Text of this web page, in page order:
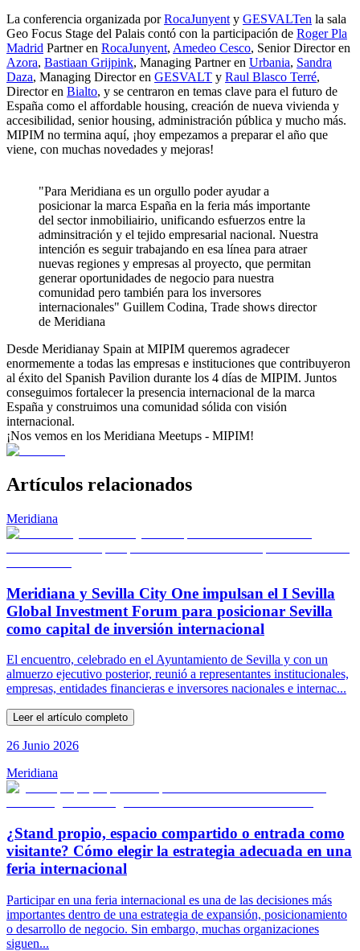
La conferencia organizada porRocaJunyent y GESVALTen la sala
Geo Focus Stage del Palais contó con la participación de Roger Pla
Madrid Partner en RocaJunyent, Amedeo Cesco, Senior Director en
Azora, Bastiaan Grijpink, Managing Partner en Urbania, Sandra
Daza, Managing Director en GESVALT y Raul Blasco Terré,
Director en Bialto, y se centraron en temas clave para el futuro de
España como el affordable housing, creación de nueva vivienda y
accesibilidad, senior housing, administración pública y mucho más.
MIPIM no termina aquí, ¡hoy empezamos a preparar el año que
viene, con muchas novedades y mejoras!
"Para Meridiana es un orgullo poder ayudar a
posicionar la marca España en la feria más importante
del sector inmobiliairio, unificando esfuerzos entre la
adminsitración y el tejido empresarial nacional. Nuestra
intención es seguir trabajando en esa línea para atraer
nuevas regiones y empresas al proyecto, que permitan
generar oportunidades de negocio para nuestra
comunidad pero también para los inversores
internacionales" Guillem Codina, Trade shows director
de Meridiana
Desde Meridianay Spain at MIPIM queremos agradecer
enormemente a todas las empresas e instituciones que contribuyeron
al éxito del Spanish Pavilion durante los 4 días de MIPIM. Juntos
conseguimos fortalecer la presencia internacional de la marca
España y construimos una comunidad sólida con visión
internacional.
¡Nos vemos en los Meridiana Meetups - MIPIM!
Artículos relacionados
Meridiana
Meridiana y Sevilla City One impulsan el I Sevilla
Global Investment Forum para posicionar Sevilla
como capital de inversión internacional
El encuentro, celebrado en el Ayuntamiento de Sevilla y con un
almuerzo ejecutivo posterior, reunió a representantes institucionales,
empresas, entidades financieras e inversores nacionales e internac...
Leer el artículo completo
26 Junio 2026
Meridiana
¿Stand propio, espacio compartido o entrada como
visitante? Cómo elegir la estrategia adecuada en una
feria internacional
Participar en una feria internacional es una de las decisiones más
importantes dentro de una estrategia de expansión, posicionamiento
o desarrollo de negocio. Sin embargo, muchas organizaciones
siguen...